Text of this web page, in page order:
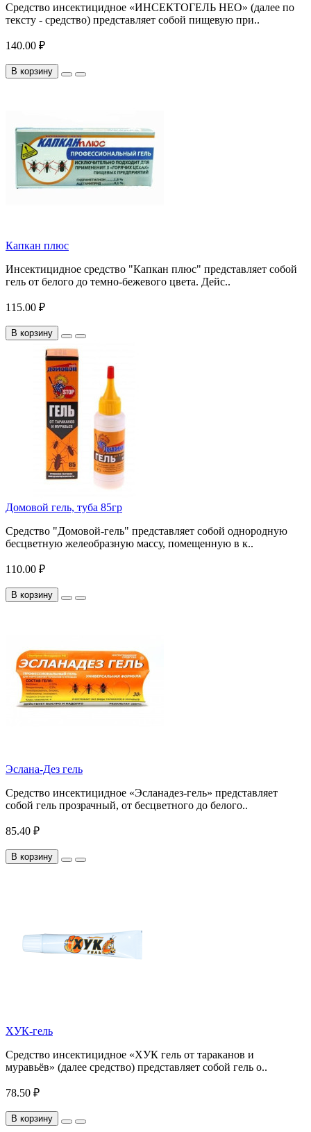
Средство инсектицидное «ИНСЕКТОГЕЛЬ НЕО» (далее по
тексту - средство) представляет собой пищевую при..
140.00 ₽
В корзину
Капкан плюс
Инсектицидное средство "Капкан плюс" представляет собой
гель от белого до темно-бежевого цвета. Дейс..
115.00 ₽
В корзину
Домовой гель, туба 85гр
Средство "Домовой-гель" представляет собой од­нородную
бесцветную желеобразную массу, помещенную в к..
110.00 ₽
В корзину
Эслана-Дез гель
Средство инсектицидное «Эсланадез-гель» представляет
собой гель прозрачный, от бесцветного до белого..
85.40 ₽
В корзину
ХУК-гель
Средство инсектицидное «ХУК гель от тараканов и
муравьёв» (далее средство) представляет собой гель о..
78.50 ₽
В корзину